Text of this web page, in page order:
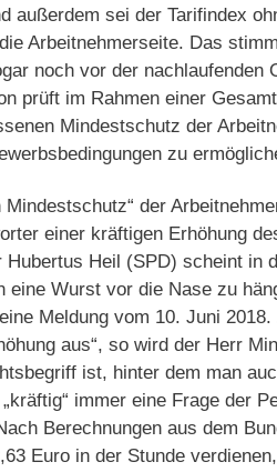
außerdem sei der Tarifindex
Arbeitnehmerseite. Das
noch vor der nachlaufenden
prüft im Rahmen einer
Mindestschutz der
zu
Mindestschutz“ der
einer kräftigen Erhöhung
Hubertus Heil (SPD) scheint in
eine Wurst vor die Nase zu
Meldung vom 10. Juni
aus“, so wird der Herr
ist, hinter dem man
immer eine Frage der
Berechnungen aus dem
Euro in der Stunde